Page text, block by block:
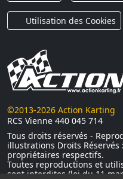
Utilisation des Cookies
©2013-2026 Action Karting
RCS Vienne 440 045 714
Tous droits réservés -
illustrations Droits Réservés
propriétaires respectifs.
Toutes reproductions et
sont interdites (loi du 11